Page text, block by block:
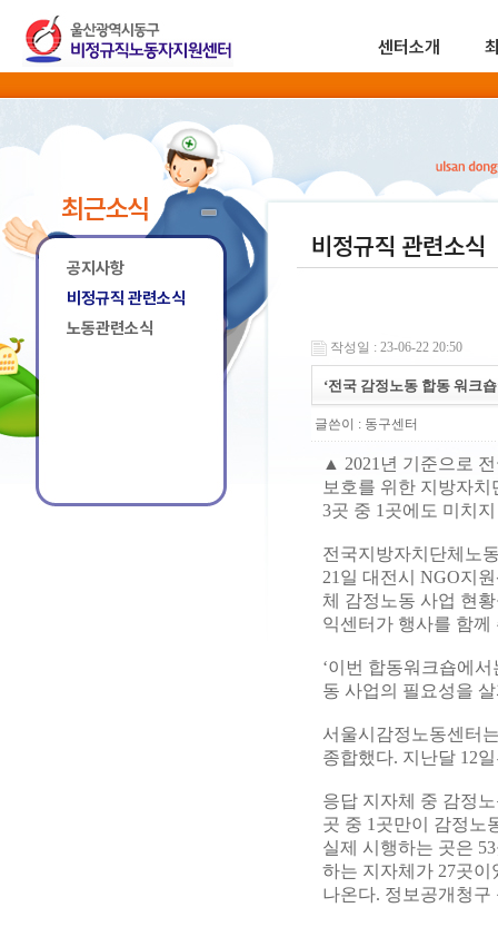
센터소개
최근소식
공지사항
비정규직 관련소식
노동관련소식
비정규직 관련소식
작성일 : 23-06-22 20:50
‘전국 감정노동 합동 워크
글쓴이 : 동구센터
▲ 2021년 기준으로
보호를 위한 지방자
3곳 중 1곳에도 미치
전국지방자치단체노
21일 대전시 NGO지
체 감정노동 사업 현
익센터가 행사를 함께
‘이번 합동워크숍에
동 사업의 필요성을
서울시감정노동센터
종합했다. 지난달 12
응답 지자체 중 감정
곳 중 1곳만이 감정노
실제 시행하는 곳은
하는 지자체가 27곳
나온다. 정보공개청구